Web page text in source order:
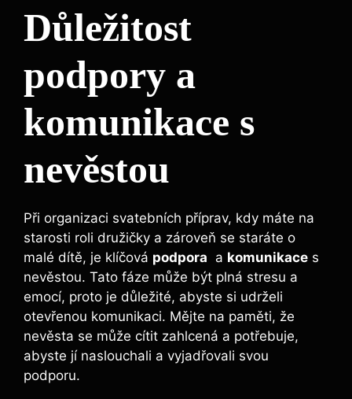
Důležitost
podpory a
komunikace s
‌nevěstou
Při organizaci svatebních‌ příprav, kdy máte ‌na
starosti roli družičky a zároveň se⁣ staráte o
malé dítě, je klíčová podpora ​ a komunikace s
nevěstou. Tato ⁢fáze může ‌být plná stresu a
emocí, proto je důležité,⁤ abyste si udrželi
otevřenou komunikaci. Mějte na paměti, ⁣že
nevěsta se může cítit zahlcená ‍a potřebuje,
abyste jí naslouchali‍ a vyjadřovali svou‍
podporu.